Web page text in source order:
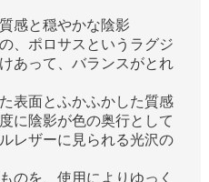
感と穏やかな陰影
、ポロサスというラグジ
あって、バランスがとれ
表面とふかふかした質感
に陰影が色の奥行として
レザーに見られる光沢の
のを、使用によりゆっく